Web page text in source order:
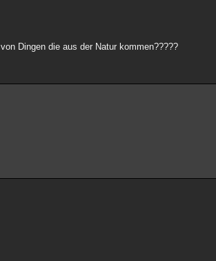
Dingen die aus der Natur kommen?????